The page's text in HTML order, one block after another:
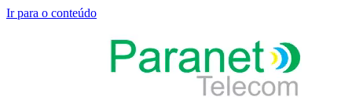
Ir para o conteúdo